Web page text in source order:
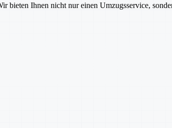
bieten Ihnen nicht nur einen Umzugsservice,